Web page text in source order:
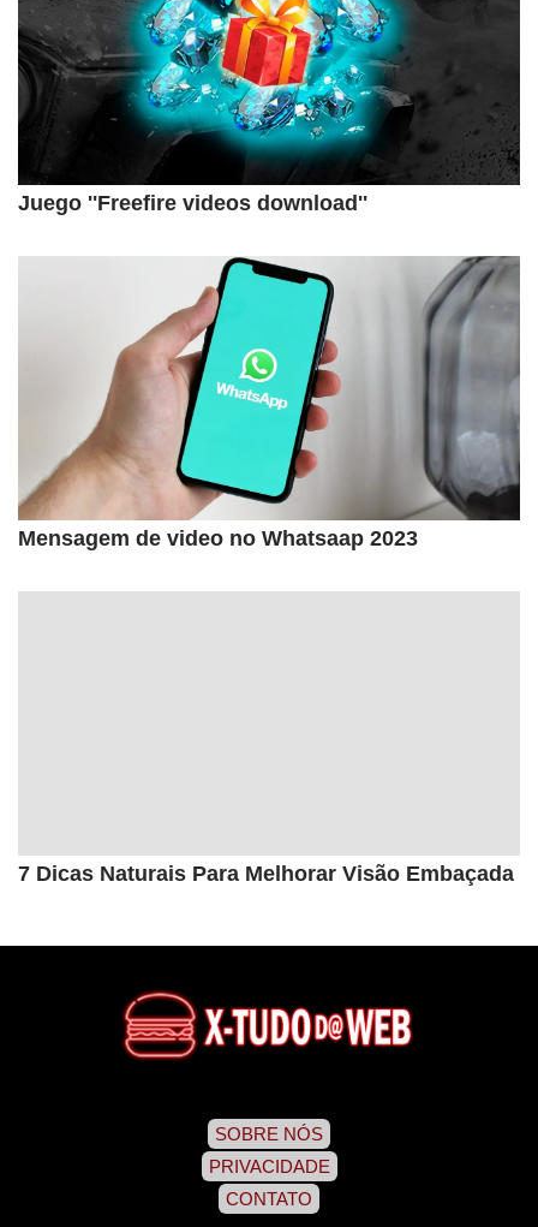
Juego ''Freefire videos download''
Mensagem de video no Whatsaap 2023
7 Dicas Naturais Para Melhorar Visão Embaçada
SOBRE NÓS
PRIVACIDADE
CONTATO